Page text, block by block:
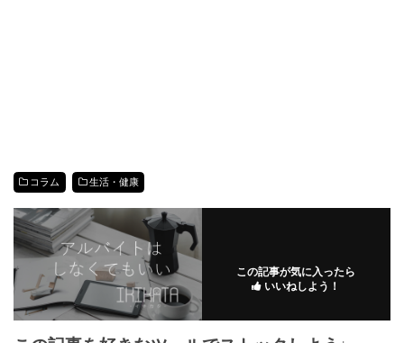
コラム 生活・健康
この記事が気に入ったら
いいねしよう！